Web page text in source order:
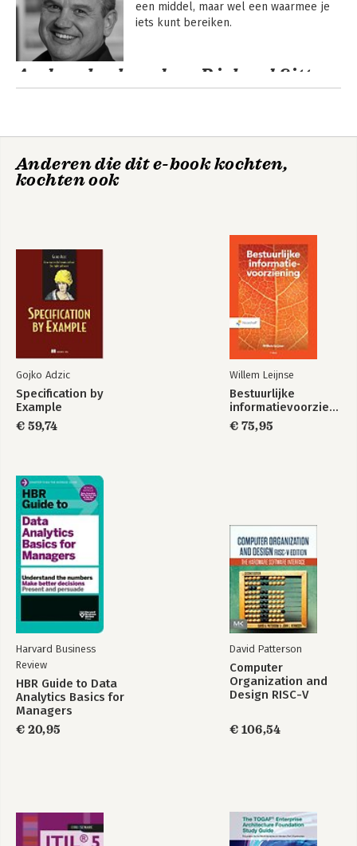
een middel, maar wel een waarmee je
iets kunt bereiken.
Andere boeken door Richard Sitters
De digitale
organisatie
Bekijk alle boeken
Anderen die dit e-book kochten,
kochten ook
Gojko Adzic
Specification by
Example
€ 59,74
Willem Leijnse
Bestuurlijke
informatievoorziening
€ 75,95
Harvard Business
Review
HBR Guide to Data
Analytics Basics for
Managers
€ 20,95
David Patterson
Computer
Organization and
Design RISC-V
€ 106,54